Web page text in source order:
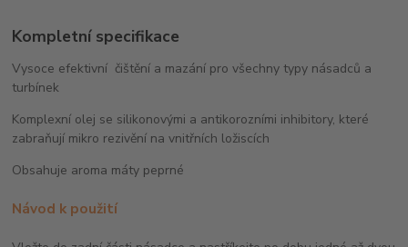
Kompletní specifikace
Vysoce efektivní čištění a mazání pro všechny typy násadců a
turbínek
Komplexní olej se silikonovými a antikorozními inhibitory, které
zabraňují mikro rezivění na vnitřních ložiscích
Obsahuje aroma máty peprné
Návod k použití